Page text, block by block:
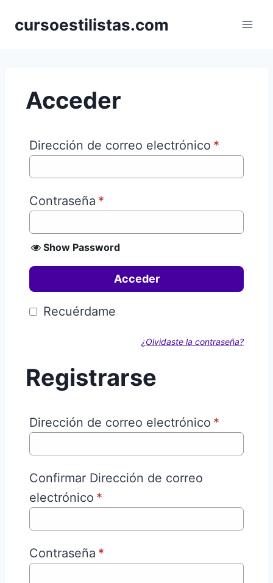
cursoestilistas.com
Acceder
Dirección de correo electrónico *
Contraseña *
Show Password
Acceder
Recuérdame
¿Olvidaste la contraseña?
Registrarse
Dirección de correo electrónico *
Confirmar Dirección de correo
electrónico *
Contraseña *